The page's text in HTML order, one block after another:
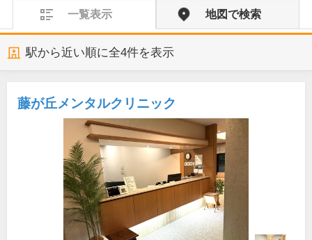
一覧表示 地図で検索
駅から近い順に全4件を表示
藤が丘メンタルクリニック